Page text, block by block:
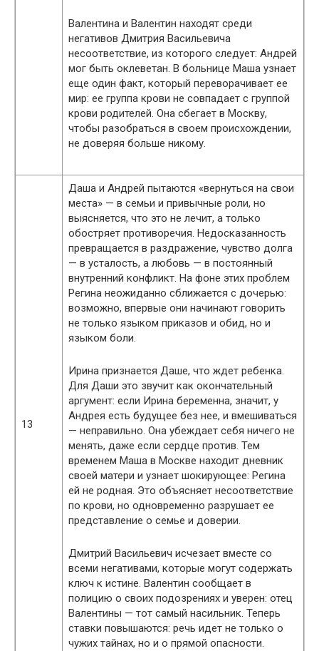
Валентина и Валентин находят среди
негативов Дмитрия Васильевича
несоответствие, из которого следует: Андрей
мог быть оклеветан. В больнице Маша узнает
еще один факт, который переворачивает ее
мир: ее группа крови не совпадает с группой
крови родителей. Она сбегает в Москву,
чтобы разобраться в своем происхождении,
не доверяя больше никому.
13
Даша и Андрей пытаются «вернуться на свои
места» — в семьи и привычные роли, но
выясняется, что это не лечит, а только
обостряет противоречия. Недосказанность
превращается в раздражение, чувство долга
— в усталость, а любовь — в постоянный
внутренний конфликт. На фоне этих проблем
Регина неожиданно сближается с дочерью:
возможно, впервые они начинают говорить
не только языком приказов и обид, но и
языком боли.
Ирина признается Даше, что ждет ребенка.
Для Даши это звучит как окончательный
аргумент: если Ирина беременна, значит, у
Андрея есть будущее без нее, и вмешиваться
— неправильно. Она убеждает себя ничего не
менять, даже если сердце против. Тем
временем Маша в Москве находит дневник
своей матери и узнает шокирующее: Регина
ей не родная. Это объясняет несоответствие
по крови, но одновременно разрушает ее
представление о семье и доверии.
Дмитрий Васильевич исчезает вместе со
всеми негативами, которые могут содержать
ключ к истине. Валентин сообщает в
полицию о своих подозрениях и уверен: отец
Валентины — тот самый насильник. Теперь
ставки повышаются: речь идет не только о
чужих тайнах, но и о прямой опасности.